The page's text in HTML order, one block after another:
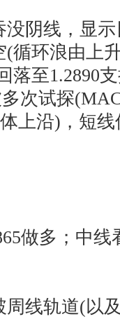
阴线，显示
循环浪由上
落至1.2890
次试探
上沿)，短
多；中线
线轨道(以